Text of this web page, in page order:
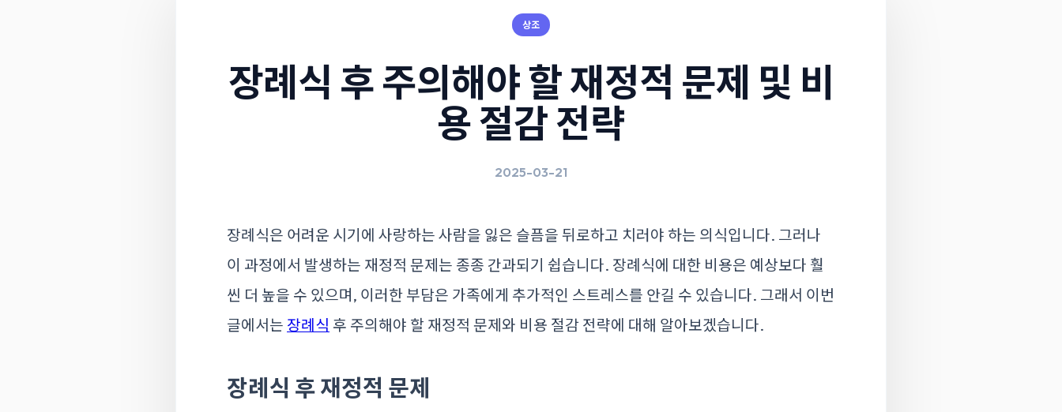
상조
장례식 후 주의해야 할 재정적 문제 및 비
용 절감 전략
2025-03-21
장례식은 어려운 시기에 사랑하는 사람을 잃은 슬픔을 뒤로하고 치러야 하는 의식입니다. 그러나
이 과정에서 발생하는 재정적 문제는 종종 간과되기 쉽습니다. 장례식에 대한 비용은 예상보다 훨
씬 더 높을 수 있으며, 이러한 부담은 가족에게 추가적인 스트레스를 안길 수 있습니다. 그래서 이번
글에서는 장례식 후 주의해야 할 재정적 문제와 비용 절감 전략에 대해 알아보겠습니다.
장례식 후 재정적 문제